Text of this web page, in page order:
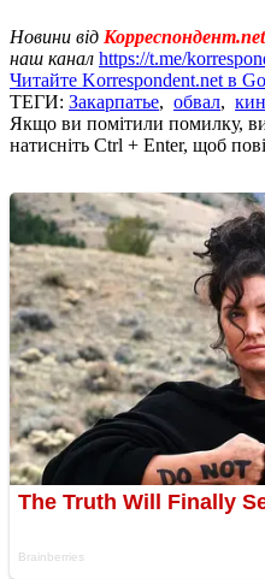
Новини від Корреспондент.net
наш канал https://t.me/
Читайте Korrespondent.net в
ТЕГИ: Закарпатье, обвал,
Якщо ви помітили помилку,
натисніть Ctrl + Enter, щоб